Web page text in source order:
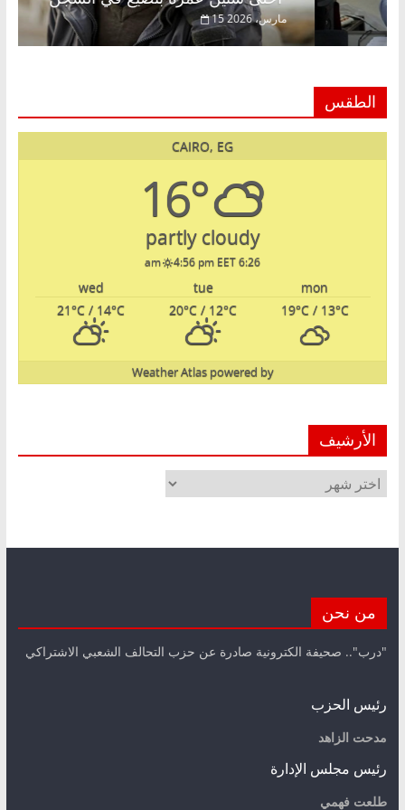
15 مارس، 2026
الطقس
CAIRO, EG
16°
partly cloudy
6:26 am
4:56 pm EET
mon
tue
wed
19°C/ 13°C
20°C / 12°C
21°C / 14°C
powered by
Weather Atlas
الأرشيف
الأرشيف
من نحن
"درب".. صحيفة الكترونية صادرة عن حزب التحالف الشعبي الاشتراكي
رئيس الحزب
مدحت الزاهد
رئيس مجلس الإدارة
طلعت فهمي